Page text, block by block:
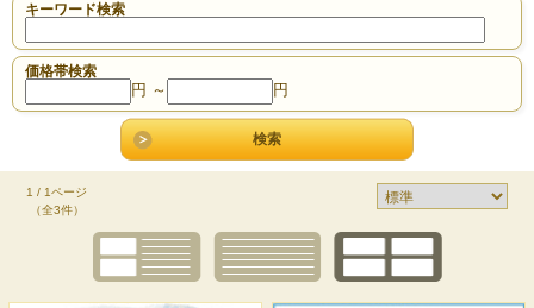
キーワード検索
価格帯検索
円 ～ 円
1 / 1ページ
（全3件）